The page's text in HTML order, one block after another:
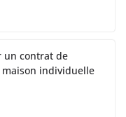
un contrat de
individuelle